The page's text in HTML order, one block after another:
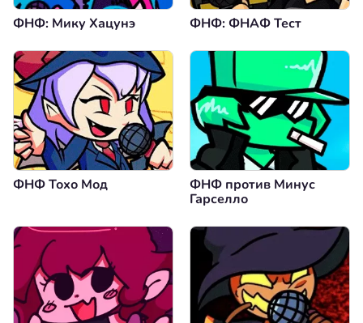
ФНФ: Мику Хацунэ ФНФ: ФНАФ Тест
ФНФ Тохо Мод
ФНФ против Минус
Гарселло